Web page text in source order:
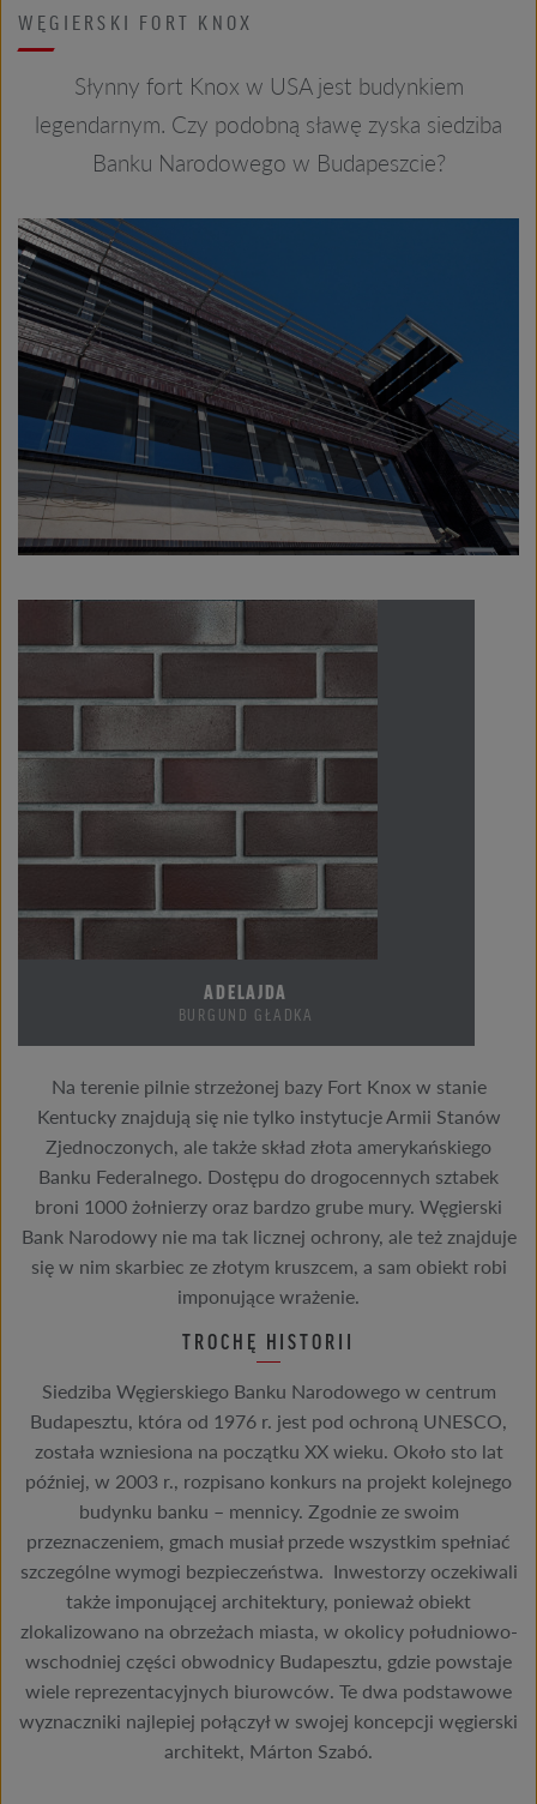
WĘGIERSKI FORT KNOX
Słynny fort Knox w USA jest budynkiem
legendarnym. Czy podobną sławę zyska siedziba
Banku Narodowego w Budapeszcie?
ADELAJDA
BURGUND GŁADKA
Na terenie pilnie strzeżonej bazy Fort Knox w stanie
Kentucky znajdują się nie tylko instytucje Armii Stanów
Zjednoczonych, ale także skład złota amerykańskiego
Banku Federalnego. Dostępu do drogocennych sztabek
broni 1000 żołnierzy oraz bardzo grube mury. Węgierski
Bank Narodowy nie ma tak licznej ochrony, ale też znajduje
się w nim skarbiec ze złotym kruszcem, a sam obiekt robi
imponujące wrażenie.
TROCHĘ HISTORII
Siedziba Węgierskiego Banku Narodowego w centrum
Budapesztu, która od 1976 r. jest pod ochroną UNESCO,
została wzniesiona na początku XX wieku. Około sto lat
później, w 2003 r., rozpisano konkurs na projekt kolejnego
budynku banku – mennicy. Zgodnie ze swoim
przeznaczeniem, gmach musiał przede wszystkim spełniać
szczególne wymogi bezpieczeństwa. Inwestorzy oczekiwali
także imponującej architektury, ponieważ obiekt
zlokalizowano na obrzeżach miasta, w okolicy południowo-
wschodniej części obwodnicy Budapesztu, gdzie powstaje
wiele reprezentacyjnych biurowców. Te dwa podstawowe
wyznaczniki najlepiej połączył w swojej koncepcji węgierski
architekt, Márton Szabó.